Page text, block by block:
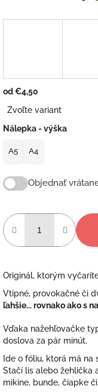
od€4,50
cena:
Zvoľte variant
Nálepka - výška
A5 A4
Objednať
Originál, ktorým
Vtipné, provokačné či
ľahšie... rovnako ako s
Vďaka nažehľovačke
doslova za pár minút.
Ide o fóliu, ktorá má
Stačí lis alebo žehlička
mikine, bunde, čiapke